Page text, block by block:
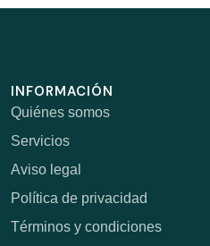
INFORMACIÓN
Quiénes somos
Servicios
Aviso legal
Política de privacidad
Términos y condiciones